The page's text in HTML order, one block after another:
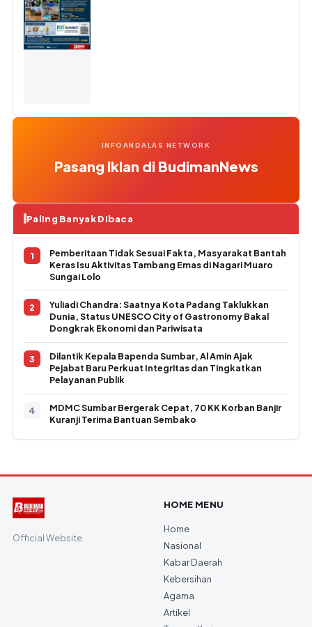
INFOANDALAS NETWORK
Pasang Iklan di BudimanNews
Paling Banyak Dibaca
Pemberitaan Tidak Sesuai Fakta, Masyarakat Bantah
Keras Isu Aktivitas Tambang Emas di Nagari Muaro
Sungai Lolo
Yuliadi Chandra: Saatnya Kota Padang Taklukkan
Dunia, Status UNESCO City of Gastronomy Bakal
Dongkrak Ekonomi dan Pariwisata
Dilantik Kepala Bapenda Sumbar, Al Amin Ajak
Pejabat Baru Perkuat Integritas dan Tingkatkan
Pelayanan Publik
MDMC Sumbar Bergerak Cepat, 70 KK Korban Banjir
Kuranji Terima Bantuan Sembako
Official Website
HOME MENU
Home
Nasional
Kabar Daerah
Kebersihan
Agama
Artikel